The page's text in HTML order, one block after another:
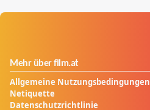
Mehr über film.at
Allgemeine Nutzungsbedingungen
Netiquette
Datenschutzrichtlinie